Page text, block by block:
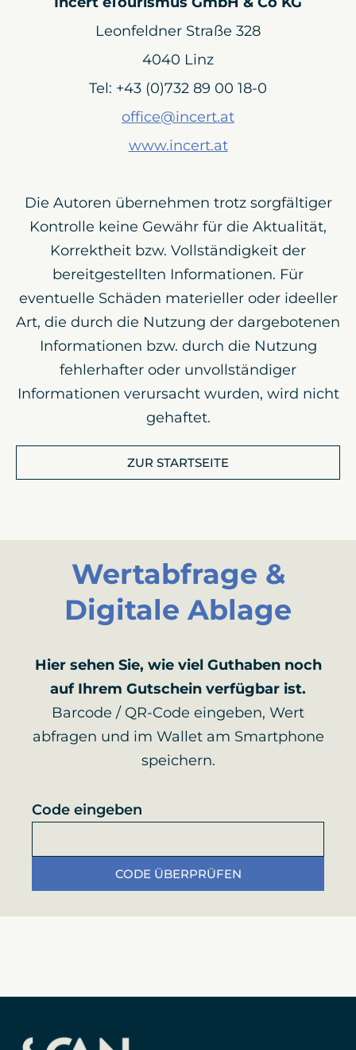
Leonfeldner Straße 328
4040 Linz
Tel: +43 (0)732 89 00 18-0
office@incert.at
www.incert.at
Die Autoren übernehmen trotz sorgfältiger
Kontrolle keine Gewähr für die Aktualität,
Korrektheit bzw. Vollständigkeit der
bereitgestellten Informationen. Für
eventuelle Schäden materieller oder ideeller
Art, die durch die Nutzung der dargebotenen
Informationen bzw. durch die Nutzung
fehlerhafter oder unvollständiger
Informationen verursacht wurden, wird nicht
gehaftet.
ZUR STARTSEITE
Wertabfrage &
Digitale Ablage
Hier sehen Sie, wie viel Guthaben noch
auf Ihrem Gutschein verfügbar ist.
Barcode / QR-Code eingeben, Wert
abfragen und im Wallet am Smartphone
speichern.
Code eingeben
CODE ÜBERPRÜFEN